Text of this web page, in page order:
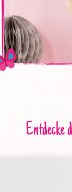
Entdecke